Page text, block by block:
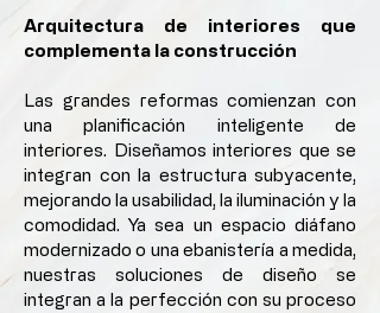
Arquitectura de interiores que
complementa la construcción
Las grandes reformas comienzan con
una planificación inteligente de
interiores. Diseñamos interiores que se
integran con la estructura subyacente,
mejorando la usabilidad, la iluminación y la
comodidad. Ya sea un espacio diáfano
modernizado o una ebanistería a medida,
nuestras soluciones de diseño se
integran a la perfección con su proceso